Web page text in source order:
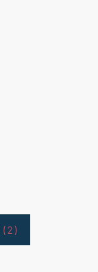
(2)